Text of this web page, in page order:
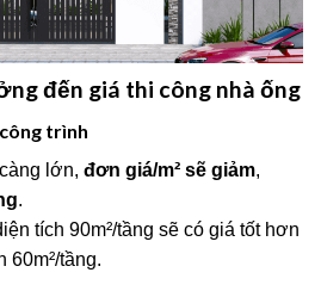
đến giá thi công nhà ống
trình
lớn, đơn giá/m² sẽ giảm,
.
tích 90m²/tầng sẽ có giá tốt hơn
60m²/tầng.